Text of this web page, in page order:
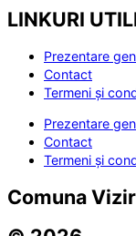
LINKURI
Prezentare
Contact
Termeni și
Prezentare
Contact
Termeni și
Comuna